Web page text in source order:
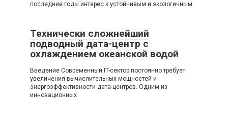
последние годы интерес к устойчивым и экологичным
Технически сложнейший
подводный дата-центр с
охлаждением океанской водой
Введение Современный IT-сектор постоянно требует
увеличения вычислительных мощностей и
энергоэффективности дата-центров. Одним из
инновационных